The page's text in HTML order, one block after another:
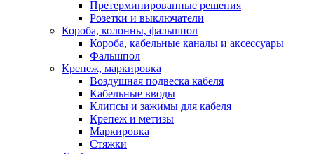
Претерминированные решения
Розетки и выключатели
Короба, колонны, фальшпол
Короба, кабельные каналы и аксессуары
Фальшпол
Крепеж, маркировка
Воздушная подвеска кабеля
Кабельные вводы
Клипсы и зажимы для кабеля
Крепеж и метизы
Маркировка
Стяжки